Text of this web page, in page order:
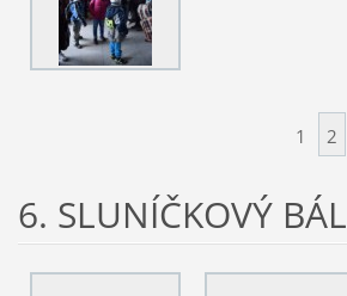
1 2
6. SLUNÍČKOVÝ BÁL